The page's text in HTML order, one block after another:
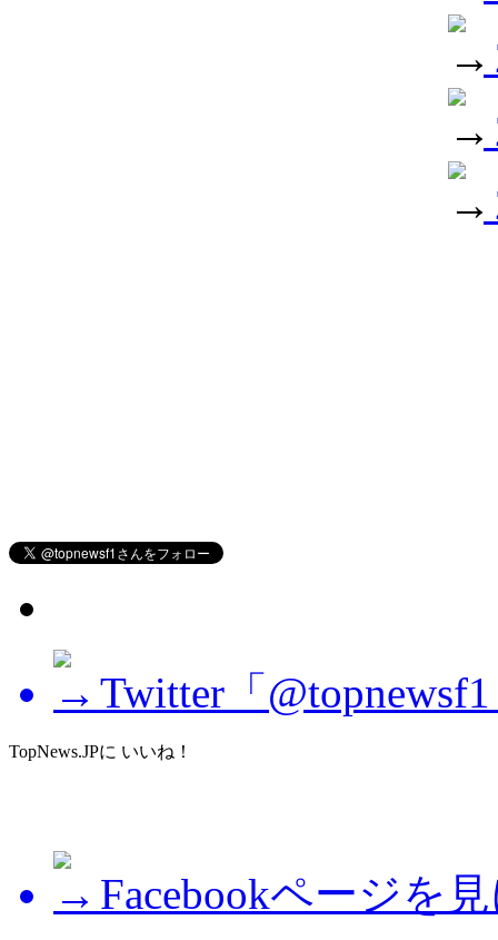
Twitter「
TopNews.JPに いいね！
Facebookページを